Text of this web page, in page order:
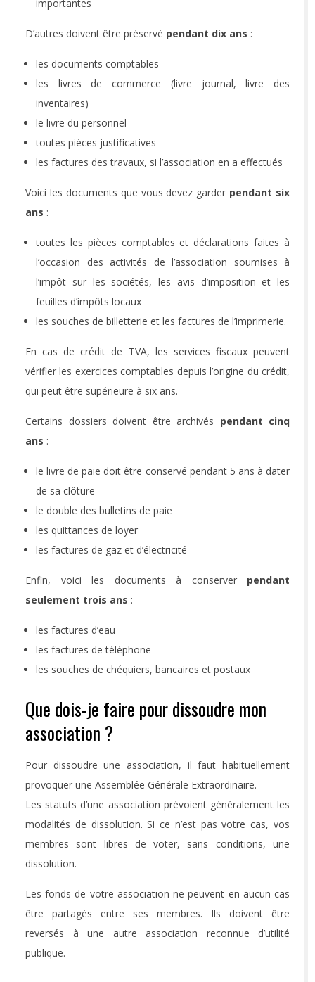
importantes
D’autres doivent être préservé pendant dix ans :
les documents comptables
les livres de commerce (livre journal, livre des
inventaires)
le livre du personnel
toutes pièces justificatives
les factures des travaux, si l’association en a effectués
Voici les documents que vous devez garder pendant six
ans :
toutes les pièces comptables et déclarations faites à
l’occasion des activités de l’association soumises à
l’impôt sur les sociétés, les avis d’imposition et les
feuilles d’impôts locaux
les souches de billetterie et les factures de l’imprimerie.
En cas de crédit de TVA, les services fiscaux peuvent
vérifier les exercices comptables depuis l’origine du crédit,
qui peut être supérieure à six ans.
Certains dossiers doivent être archivés pendant cinq
ans :
le livre de paie doit être conservé pendant 5 ans à dater
de sa clôture
le double des bulletins de paie
les quittances de loyer
les factures de gaz et d’électricité
Enfin, voici les documents à conserver pendant
seulement trois ans :
les factures d’eau
les factures de téléphone
les souches de chéquiers, bancaires et postaux
Que dois-je faire pour dissoudre mon
association ?
Pour dissoudre une association, il faut habituellement
provoquer une Assemblée Générale Extraordinaire.
Les statuts d’une association prévoient généralement les
modalités de dissolution. Si ce n’est pas votre cas, vos
membres sont libres de voter, sans conditions, une
dissolution.
Les fonds de votre association ne peuvent en aucun cas
être partagés entre ses membres. Ils doivent être
reversés à une autre association reconnue d’utilité
publique.